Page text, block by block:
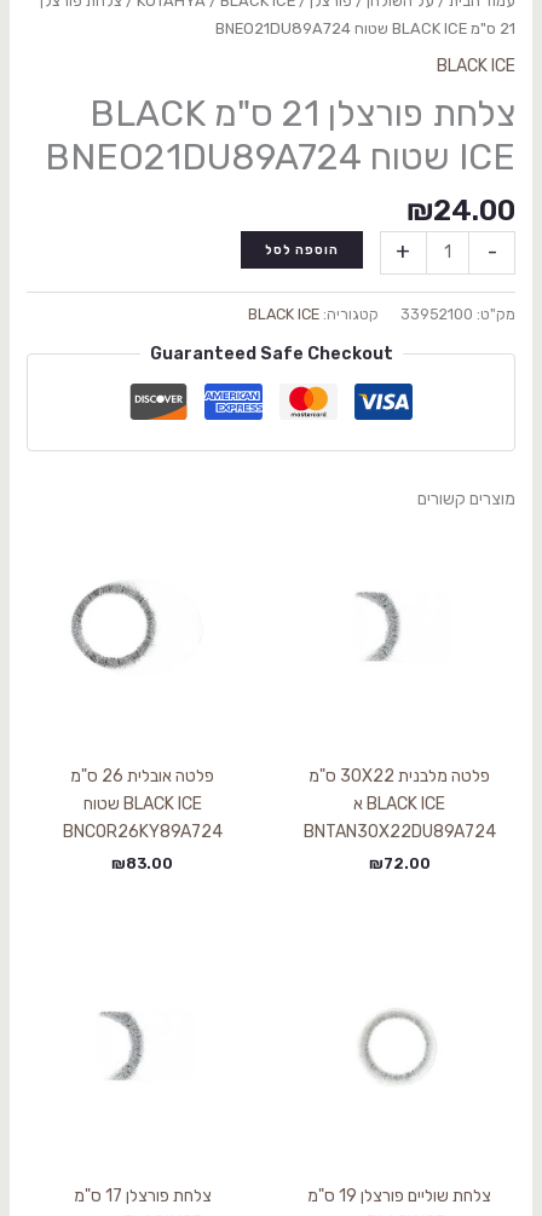
21 ס"מ BLACK ICE שטוח BNEO21DU89A724
BLACK ICE
צלחת פורצלן 21 ס"מ BLACK
ICE שטוח BNEO21DU89A724
₪24.00
-
+ הוספה לסל
מק"ט: 33952100 קטגוריה: BLACK ICE
Guaranteed Safe Checkout
מוצרים קשורים
פלטה מלבנית 30X22 ס"מ
BLACK ICE א
BNTAN30X22DU89A724
₪72.00
פלטה אובלית 26 ס"מ
BLACK ICE שטוח
BNCOR26KY89A724
₪83.00
צלחת שוליים פורצלן 19 ס"מ
צלחת פורצלן 17 ס"מ